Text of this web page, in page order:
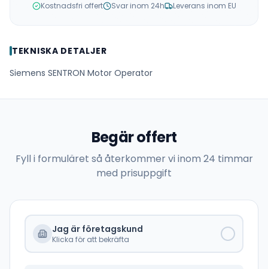
Kostnadsfri offert Svar inom 24h Leverans inom EU
TEKNISKA DETALJER
Siemens SENTRON Motor Operator
Begär offert
Fyll i formuläret så återkommer vi inom 24 timmar
med prisuppgift
Jag är företagskund
Klicka för att bekräfta